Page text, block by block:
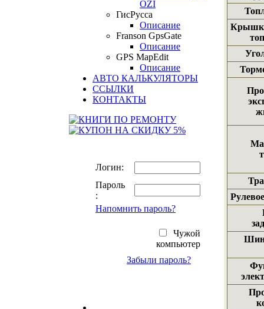
OZI
ГисРусса
Описание
Franson GpsGate
Описание
GPS MapEdit
Описание
АВТО КАЛЬКУЛЯТОРЫ
ССЫЛКИ
КОНТАКТЫ
Логин:
Пароль
:
Напомнить пароль?
Чужой
компьютер
Забыли пароль?